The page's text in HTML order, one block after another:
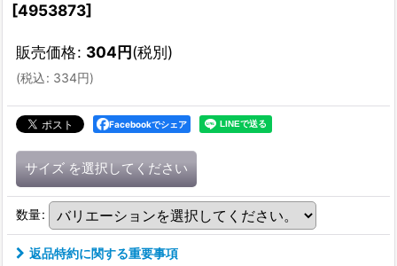
[4953873]
販売価格: 304円(税別)
(税込: 334円)
Facebookでシェア
サイズ を選択してください
数量:
返品特約に関する重要事項